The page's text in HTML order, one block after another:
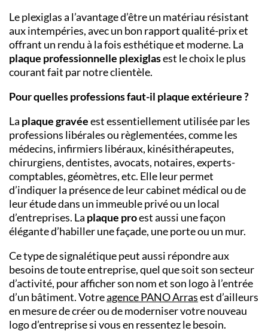
Le plexiglas a l’avantage d’être un matériau résistant
aux intempéries, avec un bon rapport qualité-prix et
offrant un rendu à la fois esthétique et moderne. La
plaque professionnelle plexiglasest le choix le plus
courant fait par notre clientèle.
Pour quelles professions faut-il plaque extérieure ?
La plaque gravéeest essentiellement utilisée par les
professions libérales ou règlementées, comme les
médecins, infirmiers libéraux, kinésithérapeutes,
chirurgiens, dentistes, avocats, notaires, experts-
comptables, géomètres, etc. Elle leur permet
d’indiquer la présence de leur cabinet médical ou de
leur étude dans un immeuble privé ou un local
d’entreprises. La plaque proest aussi une façon
élégante d’habiller une façade, une porte ou un mur.
Ce type de signalétique peut aussi répondre aux
besoins de toute entreprise, quel que soit son secteur
d’activité, pour afficher son nom et son logo à l’entrée
d’un bâtiment. Votreagence PANO Arrasest d’ailleurs
en mesure de créer ou de moderniser votre nouveau
logo d’entreprise si vous en ressentez le besoin.